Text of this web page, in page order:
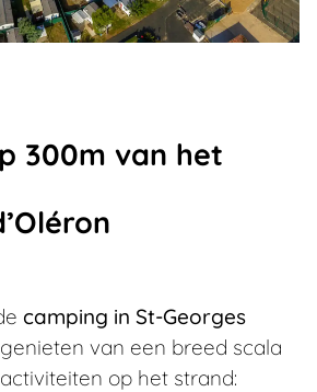
300m van het
camping in St-Georges
van een breed scala
op het strand: